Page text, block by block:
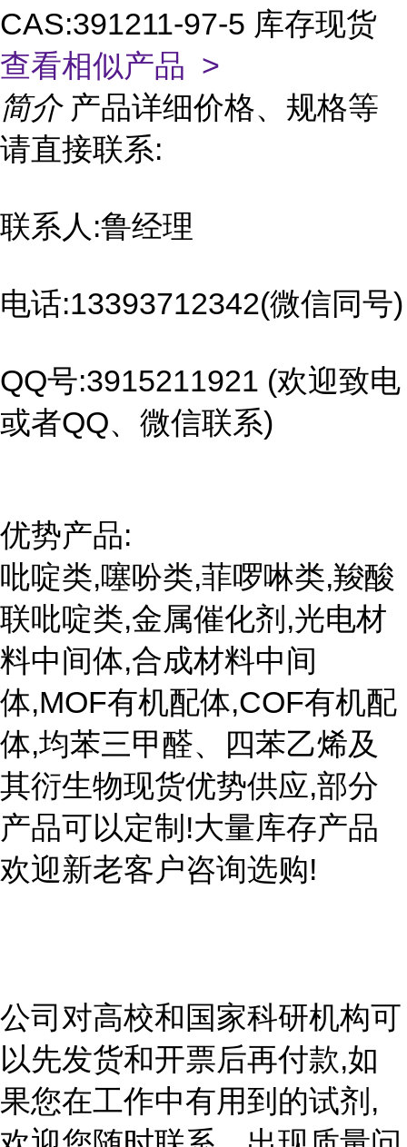
CAS:391211-97-5 库存现货
查看相似产品 >
简介 产品详细价格、规格等
请直接联系:
联系人:鲁经理
电话:13393712342(微信同号)
QQ号:3915211921 (欢迎致电
或者QQ、微信联系)
优势产品:
吡啶类,噻吩类,菲啰啉类,羧酸
联吡啶类,金属催化剂,光电材
料中间体,合成材料中间
体,MOF有机配体,COF有机配
体,均苯三甲醛、四苯乙烯及
其衍生物现货优势供应,部分
产品可以定制!大量库存产品
欢迎新老客户咨询选购!
公司对高校和国家科研机构可
以先发货和开票后再付款,如
果您在工作中有用到的试剂,